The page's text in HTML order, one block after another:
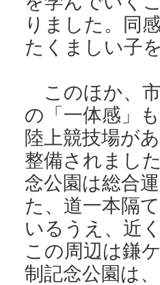
りました。同
たくましい子
このほか、
の「一体感」
陸上競技場が
整備されまし
念公園は総合
た、道一本隔
いるうえ、近
この周辺は鎌
制記念公園は